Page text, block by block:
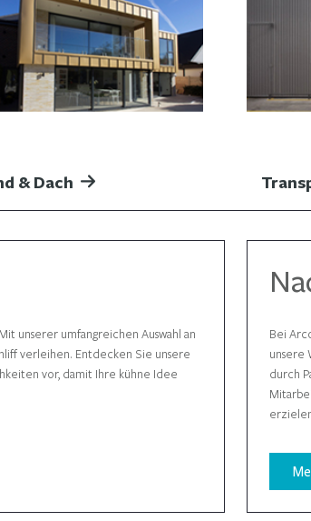
& Dach
unserer umfangreichen Auswahl an
verleihen. Entdecken Sie unsere
vor, damit Ihre kühne Idee
Bei
unsere
durch